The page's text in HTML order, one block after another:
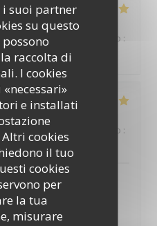
suoi partner
su questo
raccolta di
I cookies
e installati
cookies
il tuo
cookies
per
la tua
misurare
Cucina:5/5 Qualità / Prezzo :
Cucina /5 Qualità / Prezzo :
très sympa pour cet
lieu est cosy et les mets
et équipes